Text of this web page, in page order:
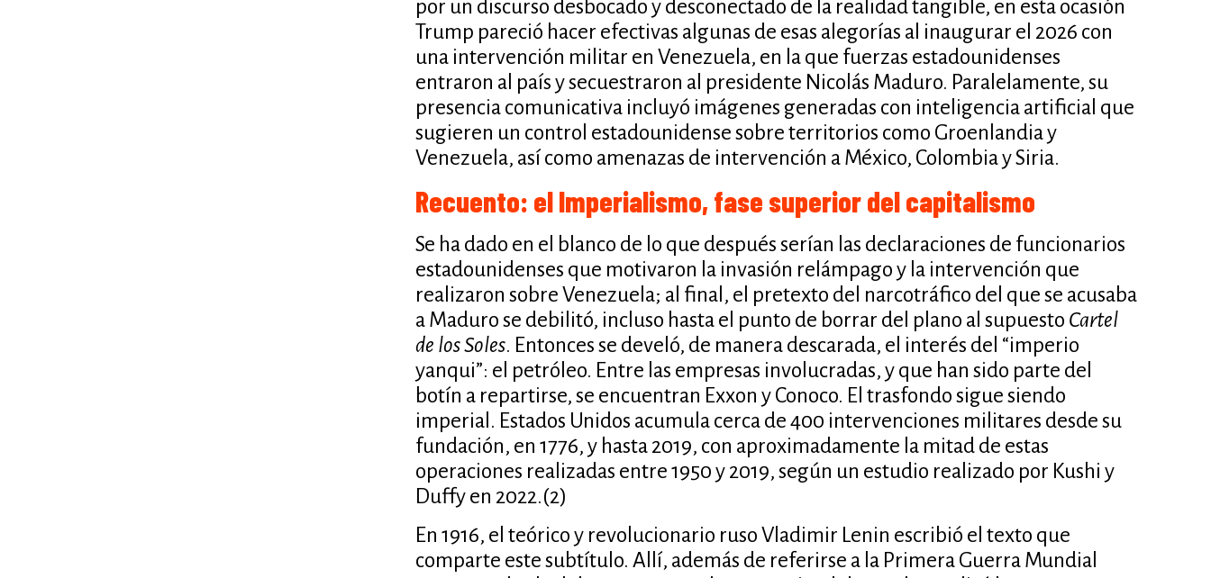
por un discurso desbocado y desconectado de la realidad tangible, en esta ocasión
Trump pareció hacer efectivas algunas de esas alegorías al inaugurar el 2026 con
una intervención militar en Venezuela, en la que fuerzas estadounidenses
entraron al país y secuestraron al presidente Nicolás Maduro. Paralelamente, su
presencia comunicativa incluyó imágenes generadas con inteligencia artificial que
sugieren un control estadounidense sobre territorios como Groenlandia y
Venezuela, así como amenazas de intervención a México, Colombia y Siria.
Recuento: el Imperialismo, fase superior del capitalismo
Se ha dado en el blanco de lo que después serían las declaraciones de funcionarios
estadounidenses que motivaron la invasión relámpago y la intervención que
realizaron sobre Venezuela; al final, el pretexto del narcotráfico del que se acusaba
a Maduro se debilitó, incluso hasta el punto de borrar del plano al supuesto Cartel
de los Soles. Entonces se develó, de manera descarada, el interés del “imperio
yanqui”: el petróleo. Entre las empresas involucradas, y que han sido parte del
botín a repartirse, se encuentran Exxon y Conoco. El trasfondo sigue siendo
imperial. Estados Unidos acumula cerca de 400 intervenciones militares desde su
fundación, en 1776, y hasta 2019, con aproximadamente la mitad de estas
operaciones realizadas entre 1950 y 2019, según un estudio realizado por Kushi y
Duffy en 2022.(2)
En 1916, el teórico y revolucionario ruso Vladimir Lenin escribió el texto que
comparte este subtítulo. Allí, además de referirse a la Primera Guerra Mundial